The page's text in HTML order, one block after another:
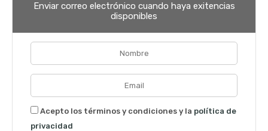
Enviar correo electrónico cuando haya exitencias
disponibles
Acepto los términos y condiciones y la política de
privacidad